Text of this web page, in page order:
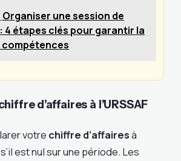
Organiser une session de
étapes clés pour garantir la
compétences
d’affaires à l’URSSAF
votre chiffre d’affairesà
s’il est nul sur une période. Les